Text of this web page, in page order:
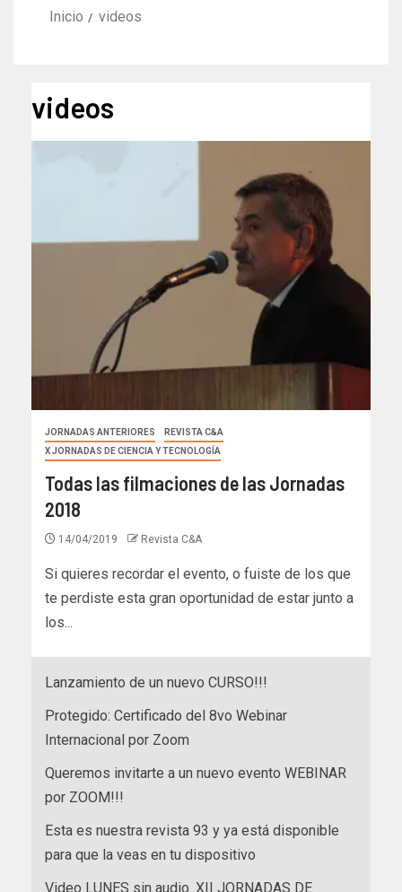
Inicio videos
videos
JORNADAS ANTERIORES
REVISTA C&A
X JORNADAS DE CIENCIA Y TECNOLOGÍA
Todas las filmaciones de las Jornadas
2018
14/04/2019 Revista C&A
Si quieres recordar el evento, o fuiste de los que
te perdiste esta gran oportunidad de estar junto a
los...
Lanzamiento de un nuevo CURSO!!!
Protegido: Certificado del 8vo Webinar
Internacional por Zoom
Queremos invitarte a un nuevo evento WEBINAR
por ZOOM!!!
Esta es nuestra revista 93 y ya está disponible
para que la veas en tu dispositivo
Video LUNES sin audio. XII JORNADAS DE